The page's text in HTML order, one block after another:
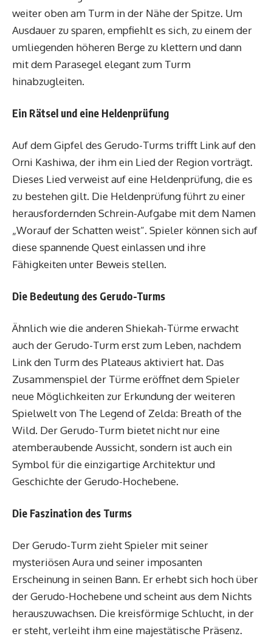
weiter oben am Turm in der Nähe der Spitze. Um
Ausdauer zu sparen, empfiehlt es sich, zu einem der
umliegenden höheren Berge zu klettern und dann
mit dem Parasegel elegant zum Turm
hinabzugleiten.
Ein Rätsel und eine Heldenprüfung
Auf dem Gipfel des Gerudo-Turms trifft Link auf den
Orni Kashiwa, der ihm ein Lied der Region vorträgt.
Dieses Lied verweist auf eine Heldenprüfung, die es
zu bestehen gilt. Die Heldenprüfung führt zu einer
herausfordernden Schrein-Aufgabe mit dem Namen
„Worauf der Schatten weist“. Spieler können sich auf
diese spannende Quest einlassen und ihre
Fähigkeiten unter Beweis stellen.
Die Bedeutung des Gerudo-Turms
Ähnlich wie die anderen Shiekah-Türme erwacht
auch der Gerudo-Turm erst zum Leben, nachdem
Link den Turm des Plateaus aktiviert hat. Das
Zusammenspiel der Türme eröffnet dem Spieler
neue Möglichkeiten zur Erkundung der weiteren
Spielwelt von The Legend of Zelda: Breath of the
Wild. Der Gerudo-Turm bietet nicht nur eine
atemberaubende Aussicht, sondern ist auch ein
Symbol für die einzigartige Architektur und
Geschichte der Gerudo-Hochebene.
Die Faszination des Turms
Der Gerudo-Turm zieht Spieler mit seiner
mysteriösen Aura und seiner imposanten
Erscheinung in seinen Bann. Er erhebt sich hoch über
der Gerudo-Hochebene und scheint aus dem Nichts
herauszuwachsen. Die kreisförmige Schlucht, in der
er steht, verleiht ihm eine majestätische Präsenz.